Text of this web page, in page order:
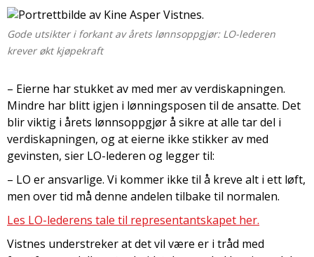
Gode utsikter i forkant av årets lønnsoppgjør: LO-lederen
krever økt kjøpekraft
– Eierne har stukket av med mer av verdiskapningen.
Mindre har blitt igjen i lønningsposen til de ansatte. Det
blir viktig i årets lønnsoppgjør å sikre at alle tar del i
verdiskapningen, og at eierne ikke stikker av med
gevinsten, sier LO-lederen og legger til:
– LO er ansvarlige. Vi kommer ikke til å kreve alt i ett løft,
men over tid må denne andelen tilbake til normalen.
Les LO-lederens tale til representantskapet her.
Vistnes understreker at det vil være er i tråd med